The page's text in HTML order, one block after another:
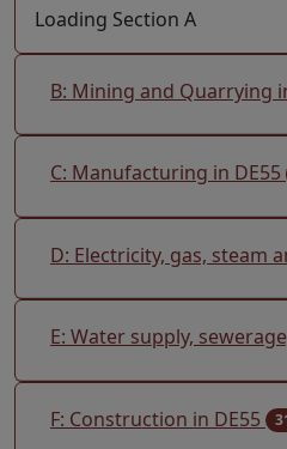
Loading Section A
B: Mining and Quarrying
C: Manufacturing in DE55
D: Electricity, gas, steam
E: Water supply,
F: Construction in DE55